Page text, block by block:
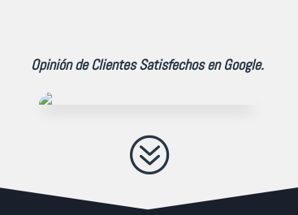
Opinión de Clientes Satisfechos en Google.
?